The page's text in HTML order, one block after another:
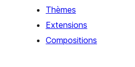
Thèmes
Extensions
Compositions